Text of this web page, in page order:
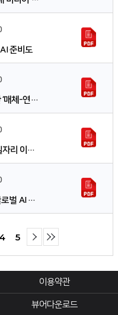
준비도
간 연계 분석
과 특징
AI 동향
4 5
이용약관
뷰어다운로드